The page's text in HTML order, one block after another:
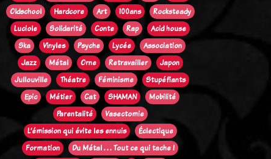
Oldschool
Hardcore Art 100ans
Rocksteady
Luciole
Solidarité Conte Rap
Acid house
Ska
Vinyles Psyche Lycée
Association
Jazz
Métal Orne Retravailler
Japon
Jullouville
Théatre Féminisme
Stupéfiants
Epic
Métier Cat SHAMAN
Mobilité
Parentalité
Vasectomie
L’émission qui évite les ennuis
Éclectique
Formation
Du Métal . . . Tout ce qui tache !